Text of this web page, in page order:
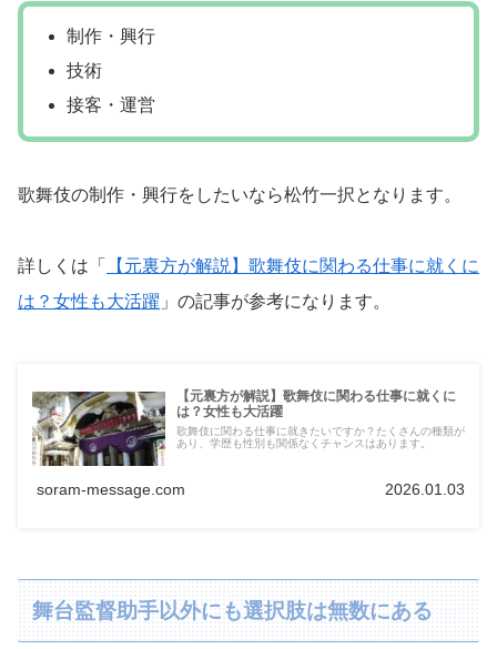
制作・興行
技術
接客・運営
歌舞伎の制作・興行をしたいなら松竹一択となります。
詳しくは「
【元裏方が解説】歌舞伎に関わる仕事に就くに
は？女性も大活躍 」の記事が参考になります。
【元裏方が解説】歌舞伎に関わる仕事に就くに
は？女性も大活躍
歌舞伎に関わる仕事に就きたいですか？たくさんの種類が
あり、学歴も性別も関係なくチャンスはあります。
soram-message.com 2026.01.03
舞台監督助手以外にも選択肢は無数にある